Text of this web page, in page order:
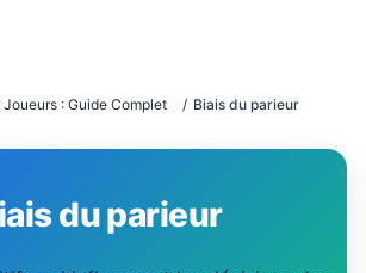
: Guide Complet / Biais du parieur
du parieur